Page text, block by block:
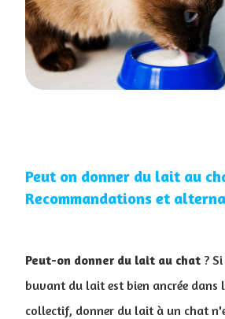
Peut on donner du lait au
Recommandations et
Peut-on donner du lait au chat ?
buvant du lait est bien ancrée dans
collectif, donner du lait à un chat